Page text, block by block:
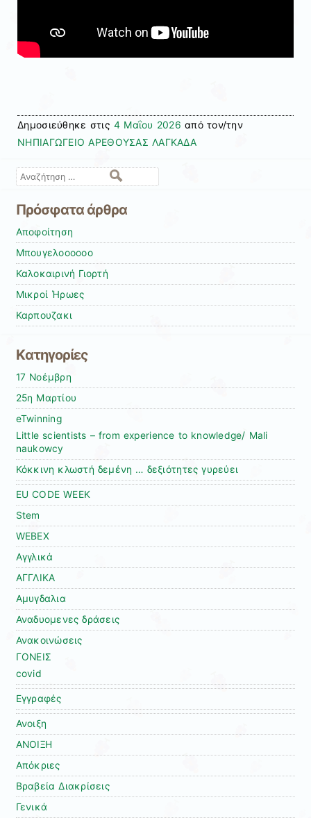
Δημοσιεύθηκε στις 4 Μαΐου 2026 από τον/την
ΝΗΠΙΑΓΩΓΕΙΟ ΑΡΕΘΟΥΣΑΣ ΛΑΓΚΑΔΑ
Αναζήτηση
Πρόσφατα άρθρα
Αποφοίτηση
Μπουγελοοοοοο
Καλοκαιρινή Γιορτή
Μικροί Ήρωες
Καρπουζακι
Kατηγορίες
17 Νοέμβρη
25η Μαρτίου
eTwinning
Little scientists – from experience to knowledge/ Mali
naukowcy
Κόκκινη κλωστή δεμένη … δεξιότητες γυρεύει
EU CODE WEEK
Stem
WEBEX
Αγγλικά
ΑΓΓΛΙΚΑ
Αμυγδαλια
Αναδυομενες δράσεις
Ανακοινώσεις
ΓΟΝΕΙΣ
covid
Εγγραφές
Ανοιξη
ΑΝΟΙΞΗ
Απόκριες
Βραβεία Διακρίσεις
Γενικά